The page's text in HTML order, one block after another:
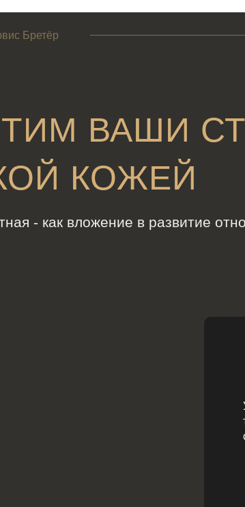
ВАШИ
КОЖЕЙ
- как вложение в развитие
Бретёр